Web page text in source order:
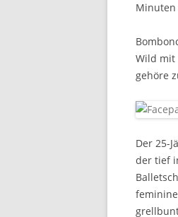
Minuten
Wild mit
gehöre
Der 25-
der tief